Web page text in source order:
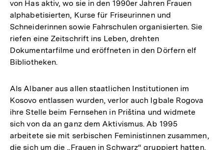
von Has aktiv, wo sie in den 1990er Jahren Frauen
alphabetisierten, Kurse für Friseurinnen und
Schneiderinnen sowie Fahrschulen organisierten. Sie
riefen eine Zeitschrift ins Leben, drehten
Dokumentarfilme und eröffneten in den Dörfern elf
Bibliotheken.
Als Albaner aus allen staatlichen Institutionen im
Kosovo entlassen wurden, verlor auch Igbale Rogova
ihre Stelle beim Fernsehen in Priština und widmete
sich von da an ganz dem Aktivismus. Ab 1995
arbeitete sie mit serbischen Feministinnen zusammen,
die sich um die „Frauen in Schwarz“ gruppiert hatten.